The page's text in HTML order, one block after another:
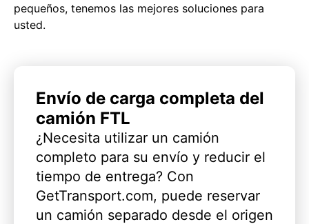
pequeños, tenemos las mejores soluciones para
usted.
Envío de carga completa del
camión FTL
¿Necesita utilizar un camión
completo para su envío y reducir el
tiempo de entrega? Con
GetTransport.com, puede reservar
un camión separado desde el origen